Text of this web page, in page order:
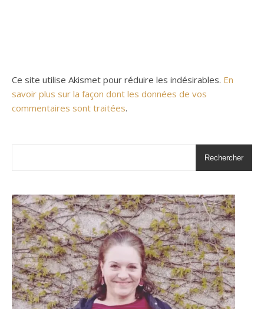
Ce site utilise Akismet pour réduire les indésirables. En
savoir plus sur la façon dont les données de vos
commentaires sont traitées.
Rechercher